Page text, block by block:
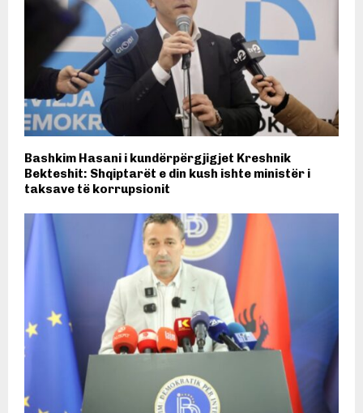
Bashkim Hasani i kundërpërgjigjet Kreshnik
Bekteshit: Shqiptarët e din kush ishte ministër i
taksave të korrupsionit